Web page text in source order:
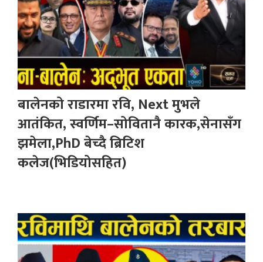
बालेनको राडारमा रवि, Next मुभले
आतंकित, स्वर्णिम–सोवितानै कारक,सेनासँग
झमेला,PhD बेच्दै ब्रिटिश
कलेज(भिडियोसहित)